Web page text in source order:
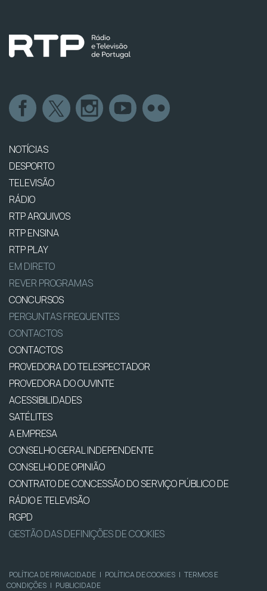
NOTÍCIAS
DESPORTO
TELEVISÃO
RÁDIO
RTP ARQUIVOS
RTP ENSINA
RTP PLAY
EM DIRETO
REVER PROGRAMAS
CONCURSOS
PERGUNTAS FREQUENTES
CONTACTOS
CONTACTOS
PROVEDORA DO TELESPECTADOR
PROVEDORA DO OUVINTE
ACESSIBILIDADES
SATÉLITES
A EMPRESA
CONSELHO GERAL INDEPENDENTE
CONSELHO DE OPINIÃO
CONTRATO DE CONCESSÃO DO SERVIÇO PÚBLICO DE
RÁDIO E TELEVISÃO
RGPD
GESTÃO DAS DEFINIÇÕES DE COOKIES
POLÍTICA DE PRIVACIDADE | POLÍTICA DE COOKIES | TERMOS E
CONDIÇÕES | PUBLICIDADE